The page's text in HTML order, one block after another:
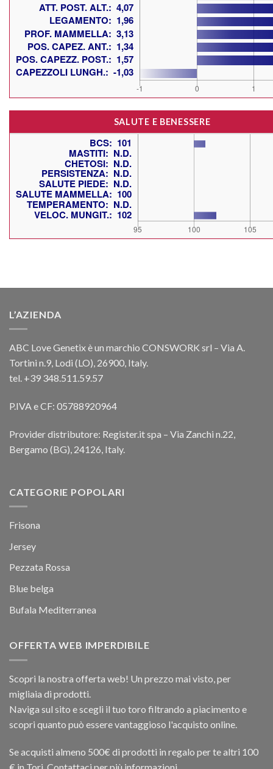
SALUTE E BENESSERE
L’AZIENDA
ABC Love Genetix è un marchio CONSWORK srl – Via A.
Tortini n.9, Lodi (LO), 26900, Italy.
tel. +39 348.511.59.57
P.IVA e CF: 05788920964
Provider distributore: Register.it spa – Via Zanchi n.22,
Bergamo (BG), 24126, Italy.
CATEGORIE POPOLARI
Frisona
Jersey
Pezzata Rossa
Blue belga
Bufala Mediterranea
OFFERTA WEB IMPERDIBILE
Scopri la nostra offerta web! Un prezzo mai visto, per
migliaia di prodotti.
Naviga sul sito e scegli il tuo toro filtrando a piacimento e
scopri quanto può essere vantaggioso l'acquisto online.
Se acquisti almeno 500€ di prodotti in regalo per te altri 100